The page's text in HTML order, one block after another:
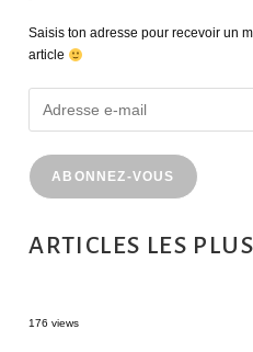
Saisis ton adresse pour recevoir un
article
ABONNEZ-VOUS
ARTICLES LES
176 views